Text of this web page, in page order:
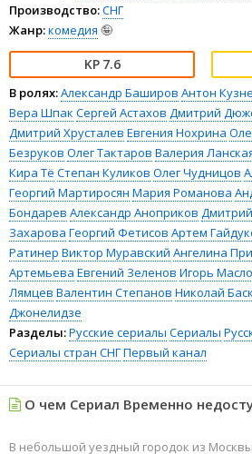
Производство:СНГ
Жанр:комедия 🤪
7.6
В ролях:Александр Баширов Антон
Вера Шпак Сергей Астахов Дмитрий
Дмитрий Хрусталев Евгения Нохрина
Безруков Олег Тактаров Валерия
Кира Тё Степан Куликов Олег Чудницов
Георгий Мартиросян Мария Романова
Бондарев Александр Аноприков
Захарова Георгий Фетисов Артем
Ратинер Виктор Муравский Ангелина
Артемьева Евгений Зеленов Игорь
Лямцев Валентин Степанов Николай
Джонелидзе
Разделы:Русские сериалы Сериалы
Сериалы стран СНГПервый канал
О чем Сериал Временно
В небольшой уездный городок из